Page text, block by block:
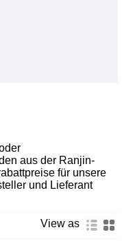
aus der Ranjin-
für unsere
und Lieferant
View as